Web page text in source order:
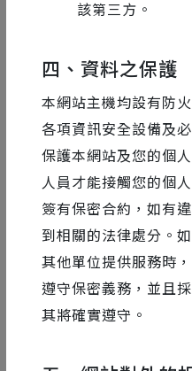
該第三方。
四、資料之保護
本網站主機均設有防
各項資訊安全設備及
保護本網站及您的個
人員才能接觸您的個
簽有保密合約，如有
到相關的法律處分。
其他單位提供服務時
遵守保密義務，並且
其將確實遵守。
台，更曾受 TEDx、
平台總購課人數近 13,000
外，更廣受學生喜愛。
講者相關課程
動態設計全方位！[設計
從說故事到賣故事｜導演
好作品的潛規則｜打造漂